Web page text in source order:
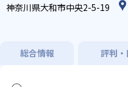
神奈川県大和市中央2-5-19
総合情報 評判